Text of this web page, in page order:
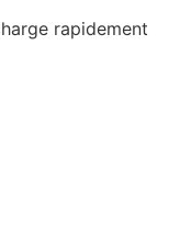
rapidement